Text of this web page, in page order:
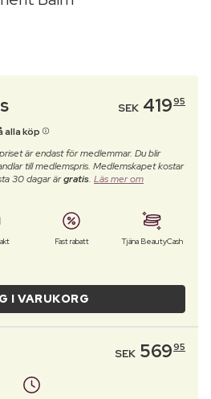
SEK 41995
alla köp
är endast för medlemmar. Du blir
till medlemspris. Medlemskapet kostar
30 dagar ärgratis. Läs mer om
Fast rabatt Tjäna BeautyCash
I VARUKORG
SEK 56995